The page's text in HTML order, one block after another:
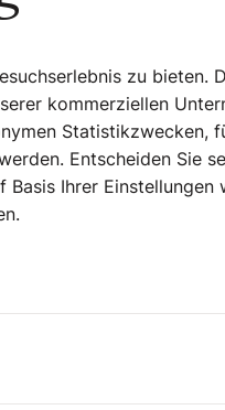
(Tat-
u. a.
zu bieten.
kommerziellen
Statistikzwecken,
Entscheiden Sie
Basis Ihrer